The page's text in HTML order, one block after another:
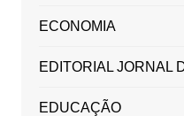
ECONOMIA
EDITORIAL JORNAL
EDUCAÇÃO